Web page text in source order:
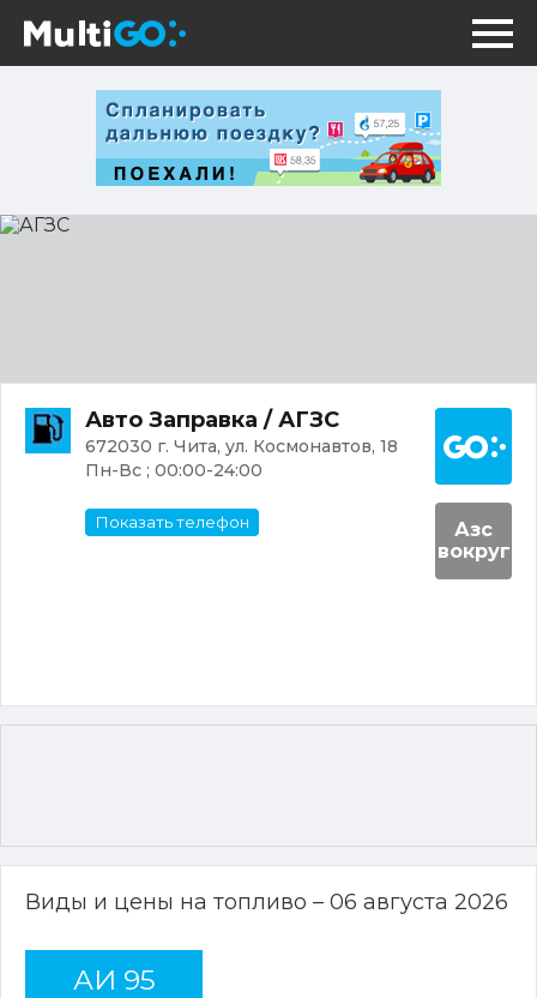
АГЗС
Авто Заправка / АГЗС
672030 г. Чита, ул. Космонавтов, 18
Пн-Вс ; 00:00-24:00
Показать телефон
Азс
вокруг
Виды и цены на топливо – 06 августа 2026
АИ 95